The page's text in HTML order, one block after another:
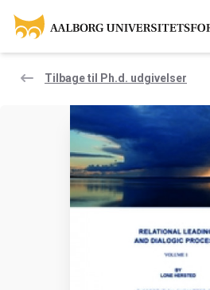
Tilbage til Ph.d. udgivelser